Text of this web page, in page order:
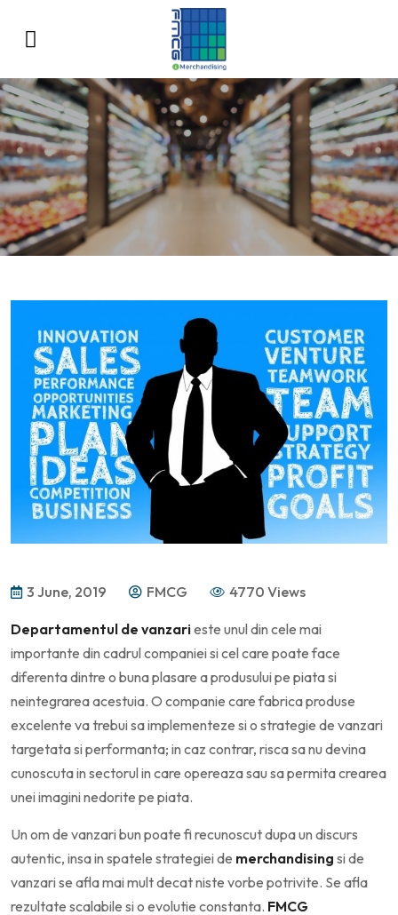
3 June, 2019 FMCG 4770 Views
Departamentul de vanzarieste unul din cele mai
importante din cadrul companiei si cel care poate face
diferenta dintre o buna plasare a produsului pe piata si
neintegrarea acestuia. O companie care fabrica produse
excelente va trebui sa implementeze si o strategie de vanzari
targetata si performanta; in caz contrar, risca sa nu devina
cunoscuta in sectorul in care opereaza sau sa permita crearea
unei imagini nedorite pe piata.
Un om de vanzari bun poate fi recunoscut dupa un discurs
autentic, insa in spatele strategiei de merchandising si de
vanzari se afla mai mult decat niste vorbe potrivite. Se afla
rezultate scalabile si o evolutie constanta. FMCG